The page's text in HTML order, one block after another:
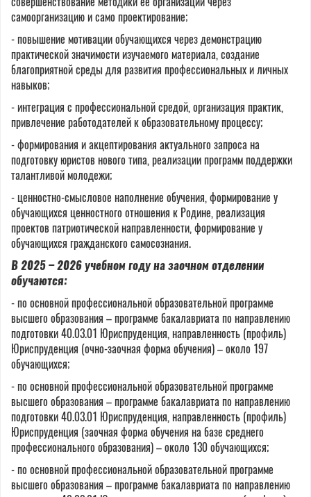
самоорганизацию и само проектирование;
- повышение мотивации обучающихся через демонстрацию
практической значимости изучаемого материала, создание
благоприятной среды для развития профессиональных и личных
навыков;
- интеграция с профессиональной средой, организация практик,
привлечение работодателей к образовательному процессу;
- формирования и акцептирования актуального запроса на
подготовку юристов нового типа, реализации программ поддержки
талантливой молодежи;
- ценностно-смысловое наполнение обучения, формирование у
обучающихся ценностного отношения к Родине, реализация
проектов патриотической направленности, формирование у
обучающихся гражданского самосознания.
В 2025 – 2026 учебном году на заочном отделении
обучаются:
- по основной профессиональной образовательной программе
высшего образования – программе бакалавриата по направлению
подготовки 40.03.01 Юриспруденция, направленность (профиль)
Юриспруденция (очно-заочная форма обучения) – около 197
обучающихся;
- по основной профессиональной образовательной программе
высшего образования – программе бакалавриата по направлению
подготовки 40.03.01 Юриспруденция, направленность (профиль)
Юриспруденция (заочная форма обучения на базе среднего
профессионального образования) – около 130 обучающихся;
- по основной профессиональной образовательной программе
высшего образования – программе бакалавриата по направлению